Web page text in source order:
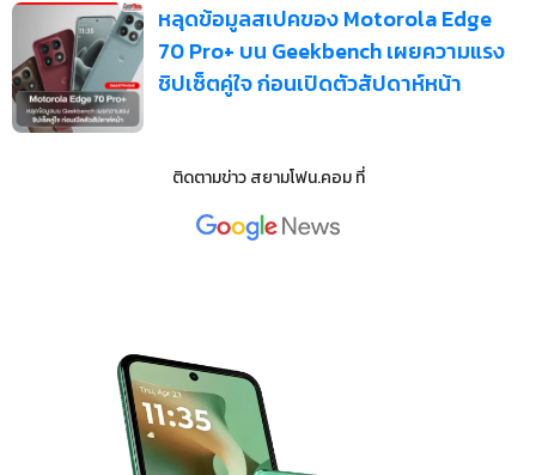
หลุดข้อมูลสเปคของ Motorola Edge
70 Pro+ บน Geekbench เผยความแรง
ชิปเซ็ตคู่ใจ ก่อนเปิดตัวสัปดาห์หน้า
ติดตามข่าวสยามโฟน.คอมที่